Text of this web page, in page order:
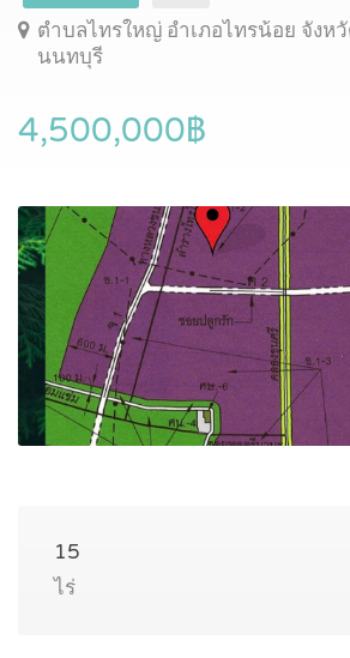
ตำบลไทรใหญ่ อำเภอไทรน้อย จังห
นนทบุรี
4,500,000฿
15
ไร่